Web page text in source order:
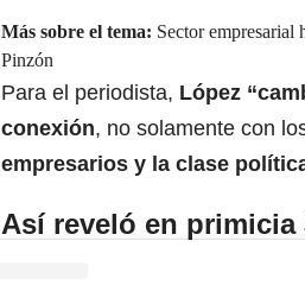
Más sobre el tema: Sector empresarial
Pinzón
Para el periodista, López
conexión, no solamente con
empresarios y la clase
Así reveló en